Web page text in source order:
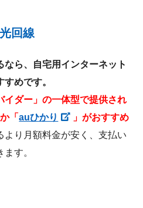
回線
ら、自宅用インターネット
めです。
イダー」の一体型で提供され
か「auひかり
」がおすすめ
より月額料金が安く、支払い
す。